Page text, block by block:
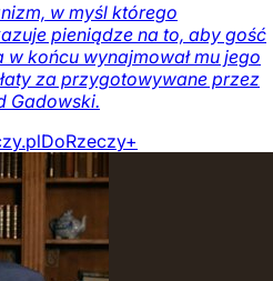
w myśl którego
pieniądze na to, aby gość
końcu wynajmował mu jego
za przygotowywane przez
Gadowski.
DoRzeczy+